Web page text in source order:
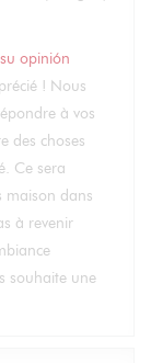
opinión
! Nous
à vos
des choses
Ce sera
maison dans
à revenir
souhaite une